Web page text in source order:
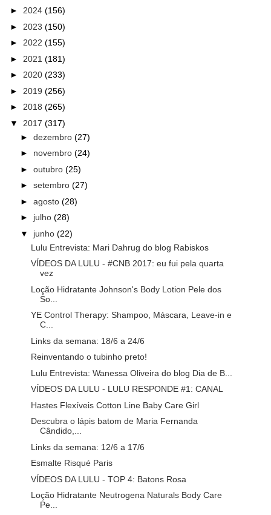
► 2024 (156)
► 2023 (150)
► 2022 (155)
► 2021 (181)
► 2020 (233)
► 2019 (256)
► 2018 (265)
▼ 2017 (317)
► dezembro (27)
► novembro (24)
► outubro (25)
► setembro (27)
► agosto (28)
► julho (28)
▼ junho (22)
Lulu Entrevista: Mari Dahrug do blog Rabiskos
VÍDEOS DA LULU - #CNB 2017: eu fui pela quarta
vez
Loção Hidratante Johnson's Body Lotion Pele dos
So...
YE Control Therapy: Shampoo, Máscara, Leave-in e
C...
Links da semana: 18/6 a 24/6
Reinventando o tubinho preto!
Lulu Entrevista: Wanessa Oliveira do blog Dia de B...
VÍDEOS DA LULU - LULU RESPONDE #1: CANAL
Hastes Flexíveis Cotton Line Baby Care Girl
Descubra o lápis batom de Maria Fernanda
Cândido,...
Links da semana: 12/6 a 17/6
Esmalte Risqué Paris
VÍDEOS DA LULU - TOP 4: Batons Rosa
Loção Hidratante Neutrogena Naturals Body Care
Pe...